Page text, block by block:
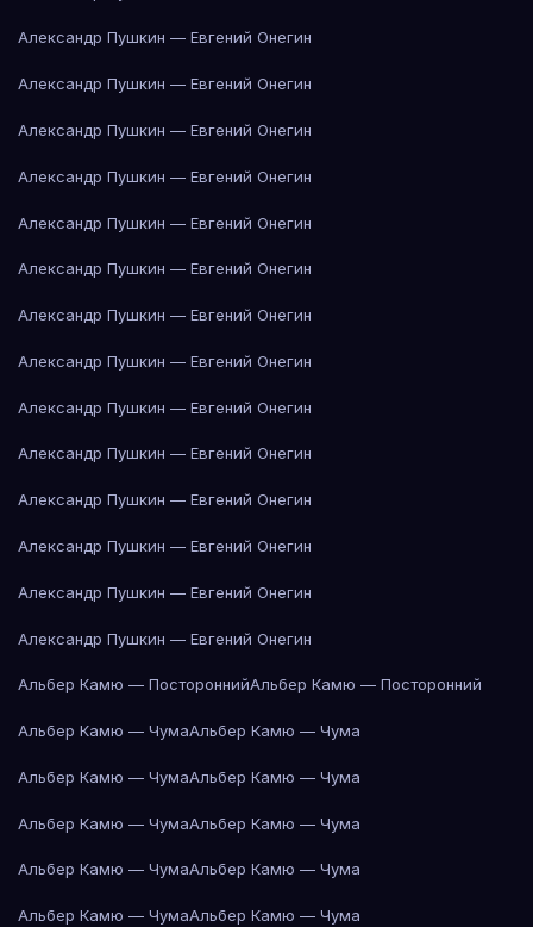
Александр Пушкин — Евгений Онегин
Александр Пушкин — Евгений Онегин
Александр Пушкин — Евгений Онегин
Александр Пушкин — Евгений Онегин
Александр Пушкин — Евгений Онегин
Александр Пушкин — Евгений Онегин
Александр Пушкин — Евгений Онегин
Александр Пушкин — Евгений Онегин
Александр Пушкин — Евгений Онегин
Александр Пушкин — Евгений Онегин
Александр Пушкин — Евгений Онегин
Александр Пушкин — Евгений Онегин
Александр Пушкин — Евгений Онегин
Александр Пушкин — Евгений Онегин
Альбер Камю — ПостороннийАльбер Камю — Посторонний
Альбер Камю — ЧумаАльбер Камю — Чума
Альбер Камю — ЧумаАльбер Камю — Чума
Альбер Камю — ЧумаАльбер Камю — Чума
Альбер Камю — ЧумаАльбер Камю — Чума
Альбер Камю — ЧумаАльбер Камю — Чума